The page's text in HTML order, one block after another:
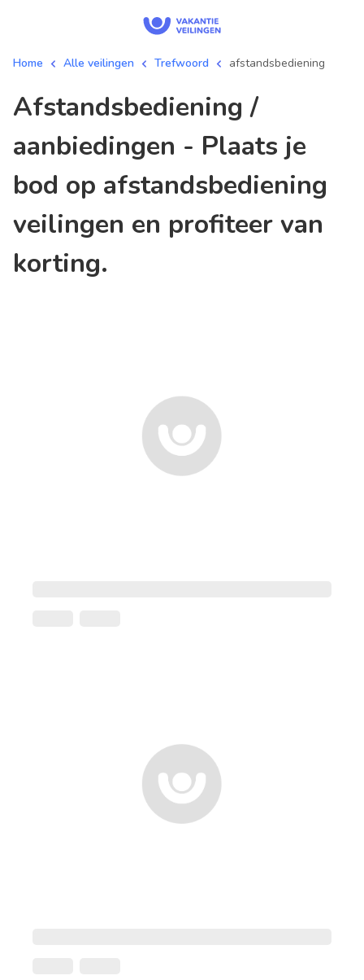
Home Alle veilingen Trefwoord afstandsbediening
afstandsbediening /
aanbiedingen - Plaats je
bod op afstandsbediening
veilingen en profiteer van
korting.